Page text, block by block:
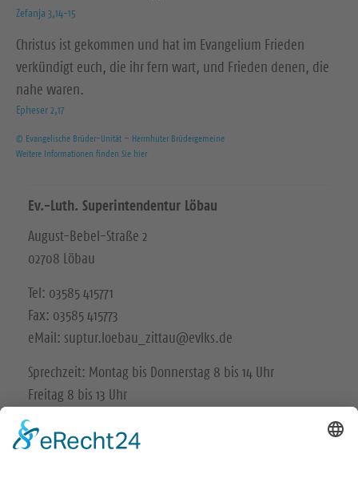
Zefanja 3,14-15
Christus ist gekommen und hat im Evangelium Frieden
verkündigt euch, die ihr fern wart, und Frieden denen, die
nahe waren.
Epheser 2,17
© Evangelische Brüder-Unität – Herrnhuter Brüdergemeine
Weitere Informationen finden Sie hier
Ev.-Luth. Superintendentur Löbau
August-Bebel-Straße 2
02708 Löbau
Tel: 03585 415771
Fax: 03585 415773
eMail: suptur.loebau_zittau@evlks.de
Sprechzeit: Montag bis Donnerstag 8 bis 14 Uhr
Freitag 8 bis 13 Uhr